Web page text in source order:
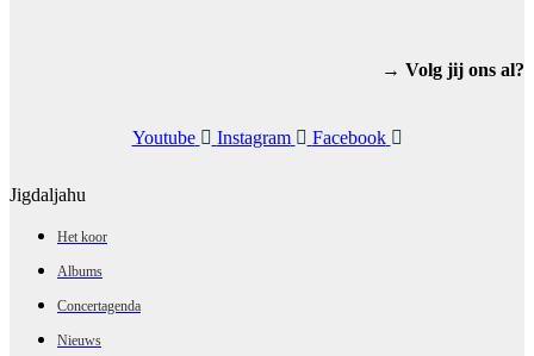
→ Volg jij ons al?
Youtube Instagram Facebook
Jigdaljahu
Het koor
Albums
Concertagenda
Nieuws